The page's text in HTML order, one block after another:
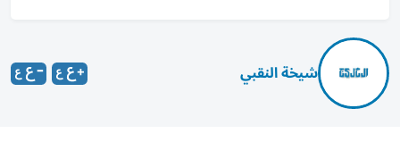
شيخة النقبي